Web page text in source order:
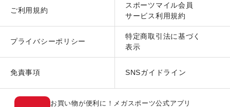
ご利用規約
スポーツマイル会員
サービス利用規約
プライバシーポリシー
特定商取引法に基づく
表示
免責事項 SNSガイドライン
お買い物が便利に！メガスポーツ公式アプリ